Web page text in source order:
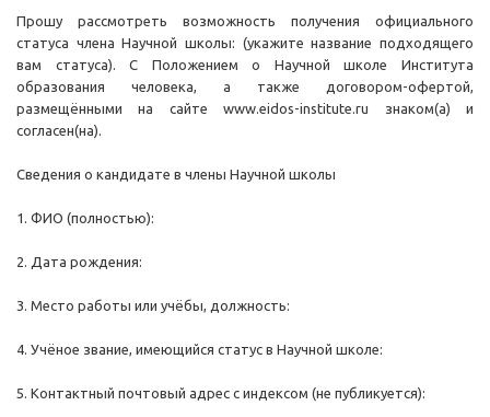
Прошу рассмотреть возможность получения официального
статуса члена Научной школы: (укажите название подходящего
вам статуса). С Положением о Научной школе Института
образования человека, а также договором-офертой,
размещёнными на сайте www.eidos-institute.ru знаком(а) и
согласен(на).
Сведения о кандидате в члены Научной школы
1. ФИО (полностью):
2. Дата рождения:
3. Место работы или учёбы, должность:
4. Учёное звание, имеющийся статус в Научной школе:
5. Контактный почтовый адрес с индексом (не публикуется):